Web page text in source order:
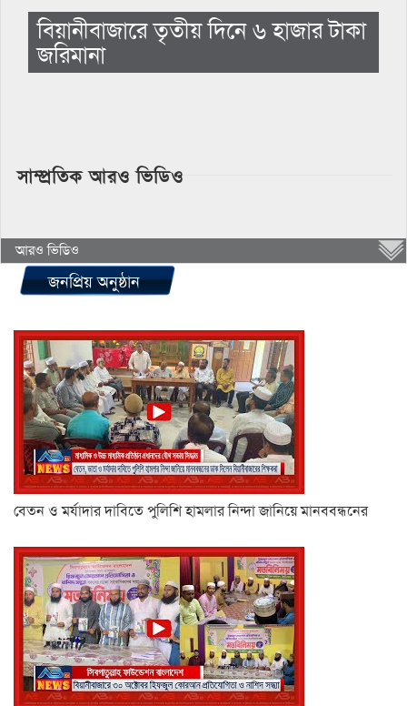
বিয়ানীবাজারে তৃতীয় দিনে ৬ হাজার টাকা
জরিমানা
সাম্প্রতিক আরও ভিডিও
আরও ভিডিও
জনপ্রিয় অনুষ্ঠান
বেতন ও মর্যাদার দাবিতে পুলিশি হামলার নিন্দা জানিয়ে মানববন্ধনের